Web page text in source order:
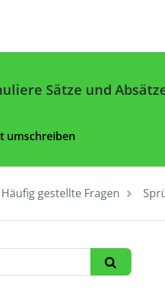
Sätze und
umschreiben
Häufig gestellte Fragen